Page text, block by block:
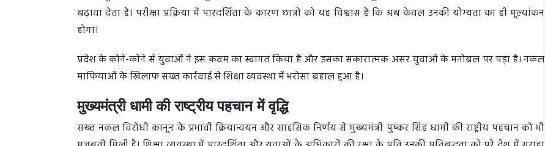
बढ़ावा देता है। परीक्षा प्रक्रिया में पारदर्शिता के कारण छात्रों को यह विश्वास है कि अब केवल उनकी योग्यता का ही मूल्यांकन
होगा।
प्रदेश के कोने-कोने से युवाओं ने इस कदम का स्वागत किया है और इसका सकारात्मक असर युवाओं के मनोबल पर पड़ा है। नकल
माफियाओं के खिलाफ सख्त कार्रवाई से शिक्षा व्यवस्था में भरोसा बहाल हुआ है।
मुख्यमंत्री धामी की राष्ट्रीय पहचान में वृद्धि
सख्त नकल विरोधी कानून के प्रभावी क्रियान्वयन और साहसिक निर्णय से मुख्यमंत्री पुष्कर सिंह धामी की राष्ट्रीय पहचान को भी